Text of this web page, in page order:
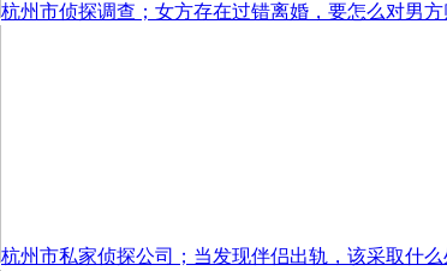
杭州市侦探调查；女方存在过错离婚，要怎么对男
杭州市私家侦探公司；当发现伴侣出轨，该采取什